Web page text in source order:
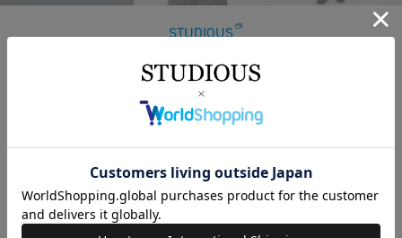
STUDIOUS
32G ロイヤルクール リラックスTシャツ
￥12,100税込
110ポイント付与
人気No.1 Tシャツ